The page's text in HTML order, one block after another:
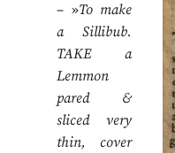
– »To make
a Sillibub.
TAKE a
Lemmon
pared &
sliced very
thin, cover